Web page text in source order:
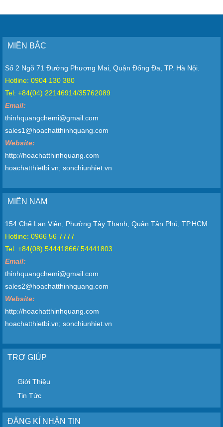
MIỀN BẮC
Số 2 Ngõ 71 Đường Phương Mai, Quận Đống Đa, TP. Hà Nội.
Hotline: 0904 130 380
Tel: +84(04) 22146914/35762089
Email:
thinhquangchemi@gmail.com
sales1@hoachatthinhquang.com
Website:
http://hoachatthinhquang.com
hoachatthietbi.vn; sonchiunhiet.vn
MIỀN NAM
154 Chế Lan Viên, Phường Tây Thạnh, Quận Tân Phú, TP.HCM.
Hotline: 0966 56 7777
Tel: +84(08) 54441866/ 54441803
Email:
thinhquangchemi@gmail.com
sales2@hoachatthinhquang.com
Website:
http://hoachatthinhquang.com
hoachatthietbi.vn; sonchiunhiet.vn
TRỢ GIÚP
Giới Thiệu
Tin Tức
ĐĂNG KÍ NHẬN TIN